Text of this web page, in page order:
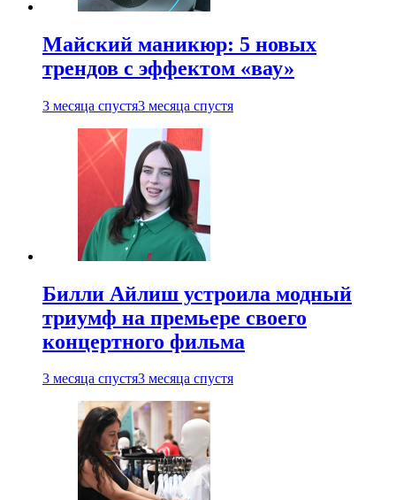
Майский маникюр: 5 новых
трендов с эффектом «вау»
3 месяца спустя3 месяца спустя
Билли Айлиш устроила модный
триумф на премьере своего
концертного фильма
3 месяца спустя3 месяца спустя